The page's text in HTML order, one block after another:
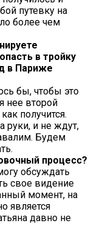
путевку на
более чем
в тройку
в Париже
бы, чтобы это
нее второй
получится.
руки, и не ждут,
Будем
процесс?
обсуждать
свое видение
момент, на
является
давно не